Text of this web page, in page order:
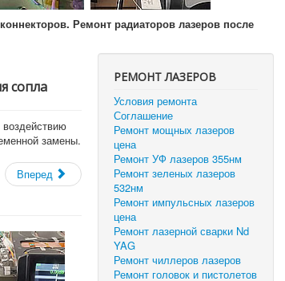
Ремонт радиаторов лазеров после
сопла
воздействию
замены.
Вперед
РЕМОНТ ЛАЗЕРОВ
Условия ремонта
Соглашение
Ремонт мощных лазеров
цена
Ремонт УФ лазеров 355нм
Ремонт зеленых лазеров
532нм
Ремонт импульсных лазеров
цена
Ремонт лазерной сварки Nd
YAG
Ремонт чиллеров лазеров
Ремонт головок и пистолетов